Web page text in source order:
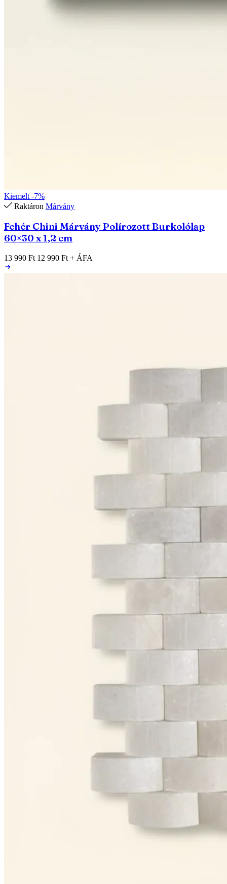
Kiemelt -7%
Raktáron Márvány
Fehér Chini Márvány Polírozott Burkolólap
60×30 x 1,2 cm
13 990 Ft 12 990 Ft + ÁFA